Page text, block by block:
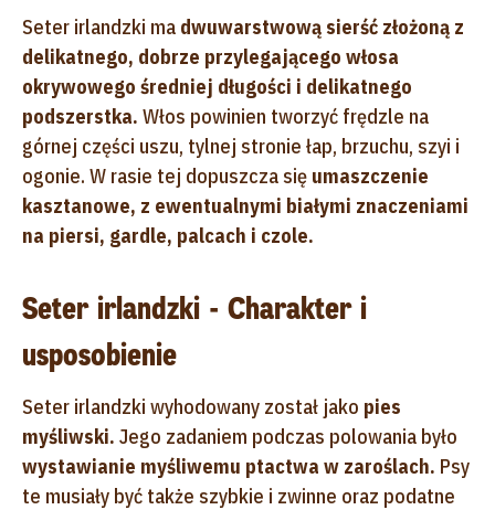
Seter irlandzki ma dwuwarstwową sierść złożoną z
delikatnego, dobrze przylegającego włosa
okrywowego średniej długości i delikatnego
podszerstka. Włos powinien tworzyć frędzle na
górnej części uszu, tylnej stronie łap, brzuchu, szyi i
ogonie. W rasie tej dopuszcza się umaszczenie
kasztanowe, z ewentualnymi białymi znaczeniami
na piersi, gardle, palcach i czole.
Seter irlandzki - Charakter i
usposobienie
Seter irlandzki wyhodowany został jako pies
myśliwski. Jego zadaniem podczas polowania było
wystawianie myśliwemu ptactwa w zaroślach. Psy
te musiały być także szybkie i zwinne oraz podatne